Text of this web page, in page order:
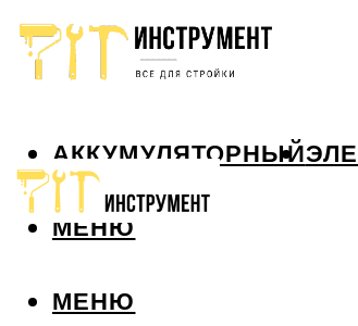
АККУМУЛЯТОРНЫЙ
МЕНЮ
МЕНЮ